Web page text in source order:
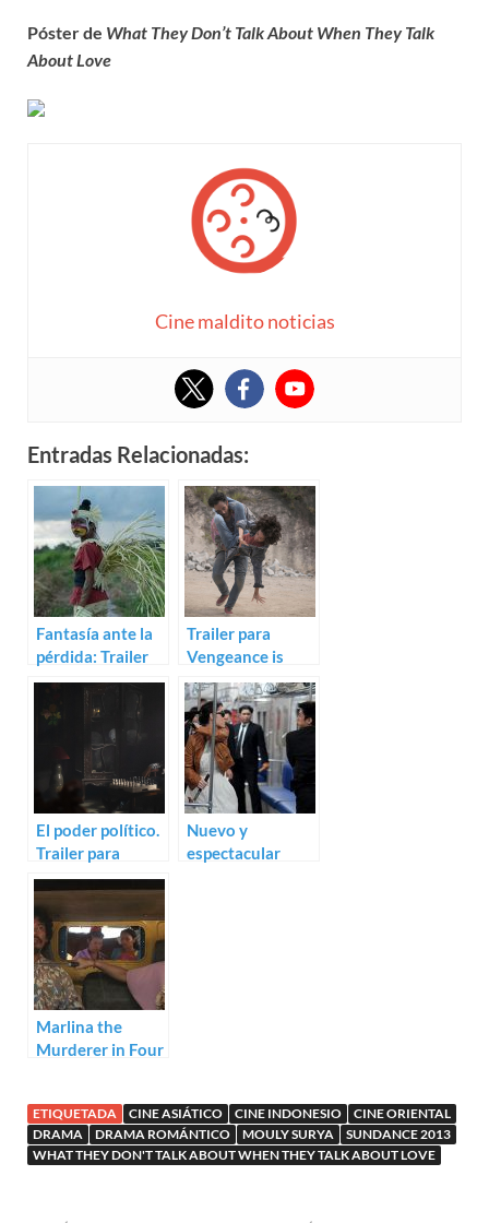
Póster de What They Don’t Talk About When They Talk
About Love
Cine maldito noticias
Entradas Relacionadas:
Fantasía ante la
pérdida: Trailer
de The Seen and
Unseen
Trailer para
Vengeance is
Mine, All Others
Pay Cash de
Edwin
El poder político.
Trailer para
Autobiography
Nuevo y
espectacular
Marlina the
Murderer in Four
ETIQUETADA CINE ASIÁTICO CINE INDONESIO
CINE ORIENTAL
DRAMA
DRAMA ROMÁNTICO MOULY SURYA
SUNDANCE 2013
WHAT THEY DON'T TALK ABOUT WHEN THEY TALK ABOUT LOVE